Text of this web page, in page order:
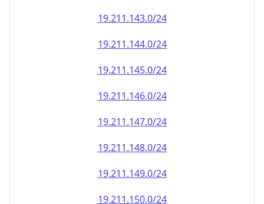
19.211.143.0/24
19.211.144.0/24
19.211.145.0/24
19.211.146.0/24
19.211.147.0/24
19.211.148.0/24
19.211.149.0/24
19.211.150.0/24